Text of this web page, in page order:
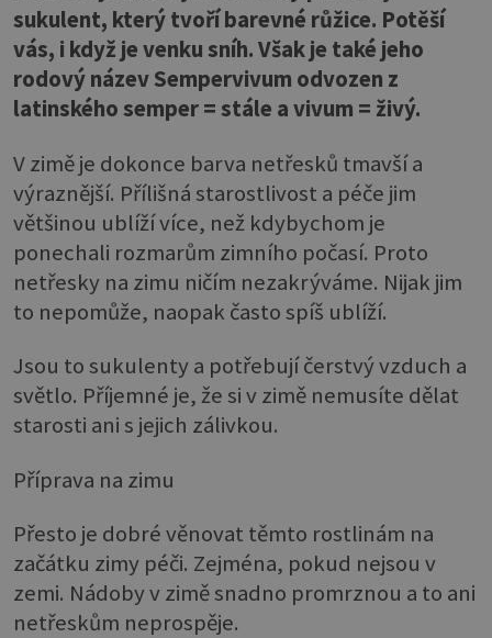
sukulent, který tvoří barevné růžice. Potěší
vás, i když je venku sníh. Však je také jeho
rodový název Sempervivum odvozen z
latinského semper = stále a vivum = živý.
V zimě je dokonce barva netřesků tmavší a
výraznější. Přílišná starostlivost a péče jim
většinou ublíží více, než kdybychom je
ponechali rozmarům zimního počasí. Proto
netřesky na zimu ničím nezakrýváme. Nijak jim
to nepomůže, naopak často spíš ublíží.
Jsou to sukulenty a potřebují čerstvý vzduch a
světlo. Příjemné je, že si v zimě nemusíte dělat
starosti ani s jejich zálivkou.
Příprava na zimu
Přesto je dobré věnovat těmto rostlinám na
začátku zimy péči. Zejména, pokud nejsou v
zemi. Nádoby v zimě snadno promrznou a to ani
netřeskům neprospěje.